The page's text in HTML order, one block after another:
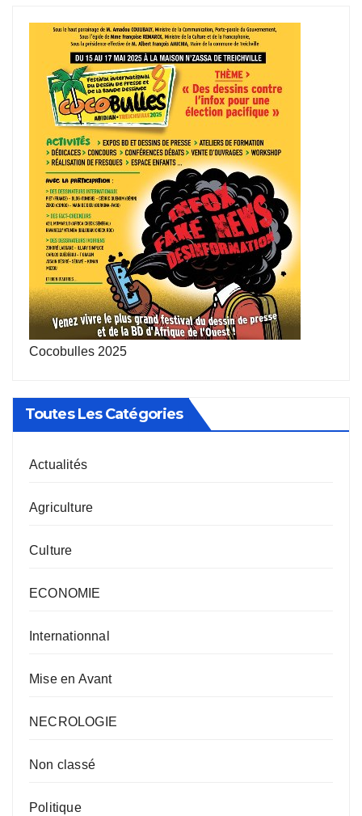
Cocobulles 2025
Toutes Les Catégories
Actualités
Agriculture
Culture
ECONOMIE
Internationnal
Mise en Avant
NECROLOGIE
Non classé
Politique